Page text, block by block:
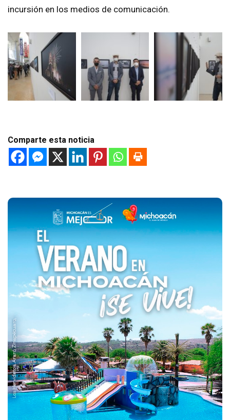
incursión en los medios de comunicación.
Comparte esta noticia